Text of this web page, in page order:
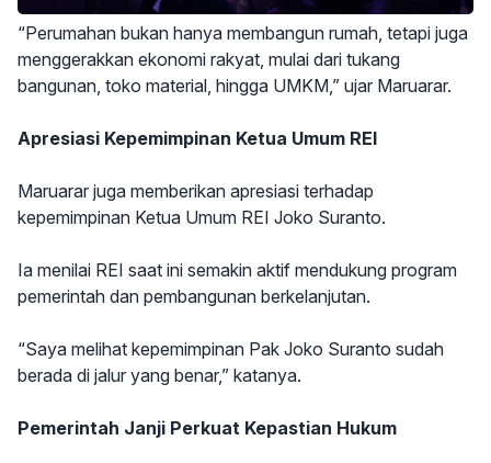
“Perumahan bukan hanya membangun rumah, tetapi juga
menggerakkan ekonomi rakyat, mulai dari tukang
bangunan, toko material, hingga UMKM,” ujar Maruarar.
Apresiasi Kepemimpinan Ketua Umum REI
Maruarar juga memberikan apresiasi terhadap
kepemimpinan Ketua Umum REI Joko Suranto.
Ia menilai REI saat ini semakin aktif mendukung program
pemerintah dan pembangunan berkelanjutan.
“Saya melihat kepemimpinan Pak Joko Suranto sudah
berada di jalur yang benar,” katanya.
Pemerintah Janji Perkuat Kepastian Hukum